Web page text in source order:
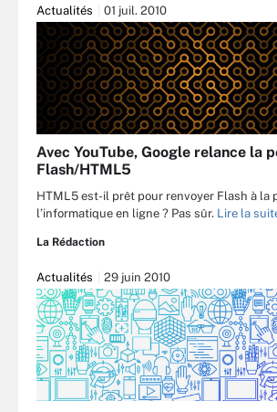
Actualités 01 juil. 2010
Avec YouTube, Google relance la
Flash/HTML5
HTML5 est-il prêt pour renvoyer Flash à la
l’informatique en ligne ? Pas sûr. Lire la
La Rédaction
Actualités 29 juin 2010